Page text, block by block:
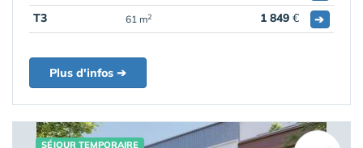
T3
61 m2 1 849 € ➔
Plus d'infos ➔
SÉJOUR TEMPORAIRE